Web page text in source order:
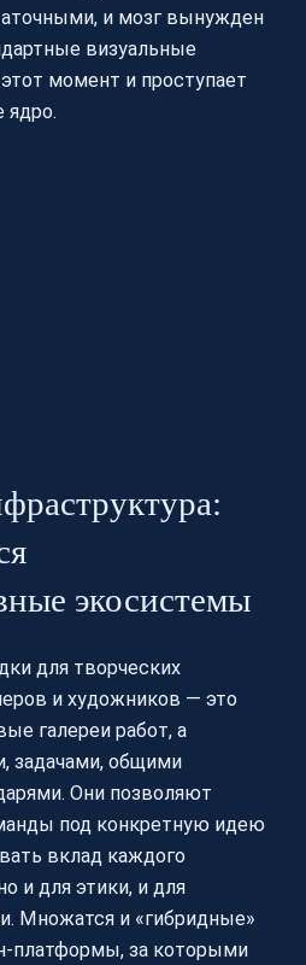
и мозг вынужден
визуальные
момент и проступает
ядро.
экосистемы
для творческих
и художников — это
галереи работ, а
задачами, общими
Они позволяют
под конкретную идею
вклад каждого
и для этики, и для
Множатся и «гибридные»
платформы, за которыми